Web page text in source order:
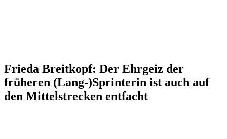
Frieda Breitkopf: Der Ehrgeiz der
früheren (Lang-)Sprinterin ist auch auf
den Mittelstrecken entfacht